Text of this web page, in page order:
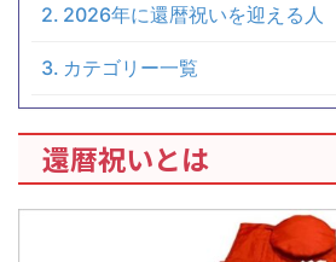
2026年に還暦祝いを迎える人
カテゴリー一覧
還暦祝いとは